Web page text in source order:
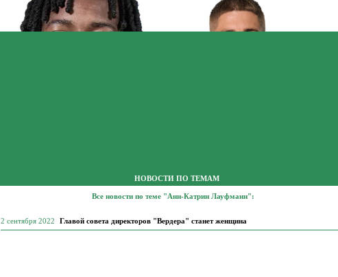
НОВОСТИ ПО ТЕМАМ
Все новости по теме "Анн-Катрин Лауфманн":
2 сентября 2022 Главой совета директоров "Вердера" станет женщина